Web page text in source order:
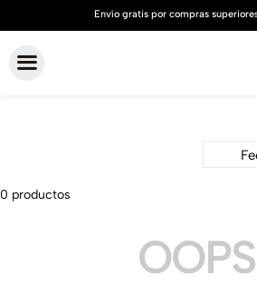
0 productos